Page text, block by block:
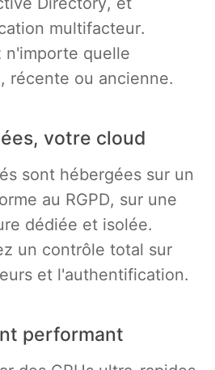
multifacteur.
n'importe quelle
récente ou ancienne.
votre cloud
sont hébergées sur un
au RGPD, sur une
dédiée et isolée.
un contrôle total sur
et l'authentification.
performant